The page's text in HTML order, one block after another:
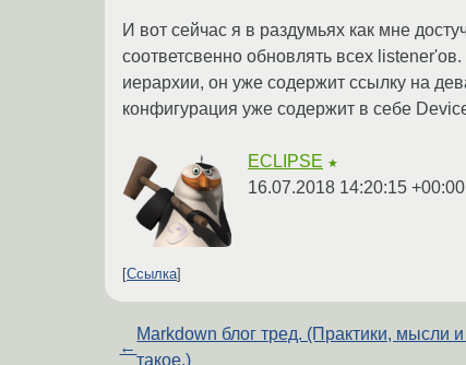
И вот сейчас я в раздумьях как мне
соответсвенно обновлять всех
иерархии, он уже содержит ссылку на
конфигурация уже содержит в себе
ECLIPSE ★
16.07.2018 14:20:15 +00:00
Ссылка
←
Markdown блог тред. (Практики, мысли
такое.)